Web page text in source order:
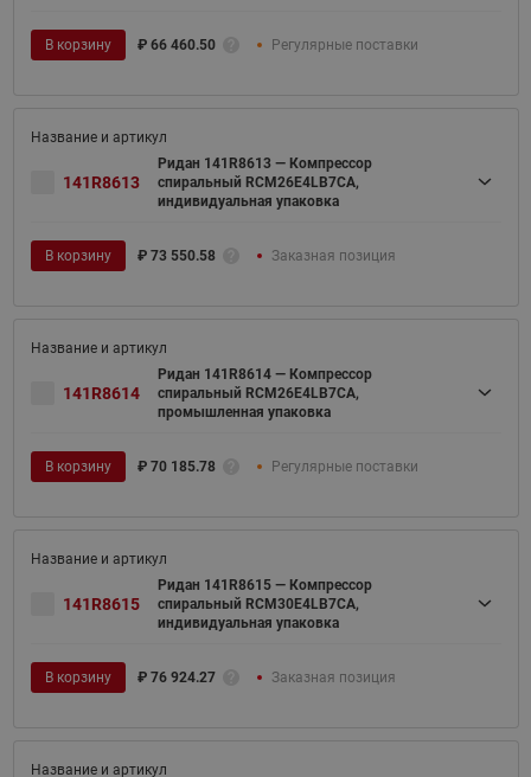
В корзину ₽ 66 460.50 Регулярные поставки
141R8613
Ридан 141R8613 — Компрессор
спиральный RCM26E4LB7CA,
индивидуальная упаковка
В корзину ₽ 73 550.58 Заказная позиция
141R8614
Ридан 141R8614 — Компрессор
спиральный RCM26E4LB7CA,
промышленная упаковка
В корзину ₽ 70 185.78 Регулярные поставки
141R8615
Ридан 141R8615 — Компрессор
спиральный RCM30E4LB7CA,
индивидуальная упаковка
В корзину ₽ 76 924.27 Заказная позиция